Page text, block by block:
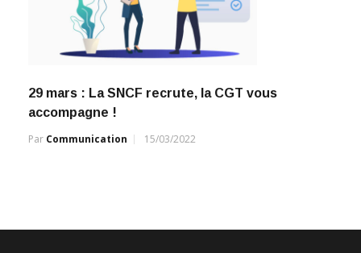
29 mars : La SNCF recrute, la CGT vous
accompagne !
Par Communication 15/03/2022